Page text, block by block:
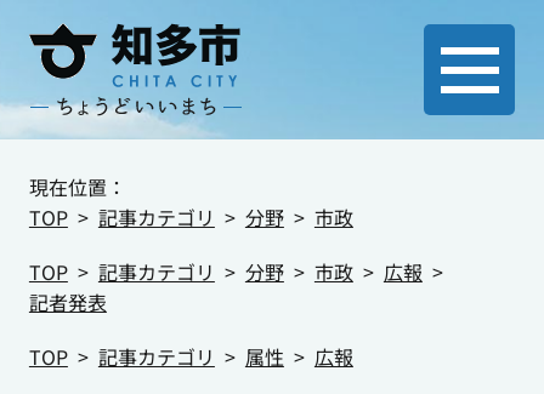
現在位置：
TOP
記事カテゴリ 分野
市政
TOP
記事カテゴリ 分野 市政
広報
記者発表
TOP
記事カテゴリ 属性
広報